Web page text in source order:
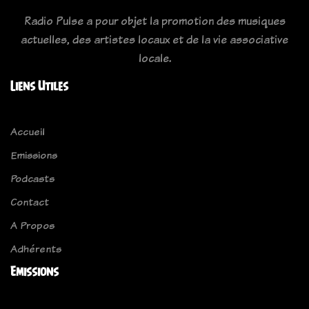
Radio Pulse a pour objet la promotion des musiques
actuelles, des artistes locaux et de la vie associative
locale.
Liens Utiles
Accueil
Emissions
Podcasts
Contact
A Propos
Adhérents
Emissions